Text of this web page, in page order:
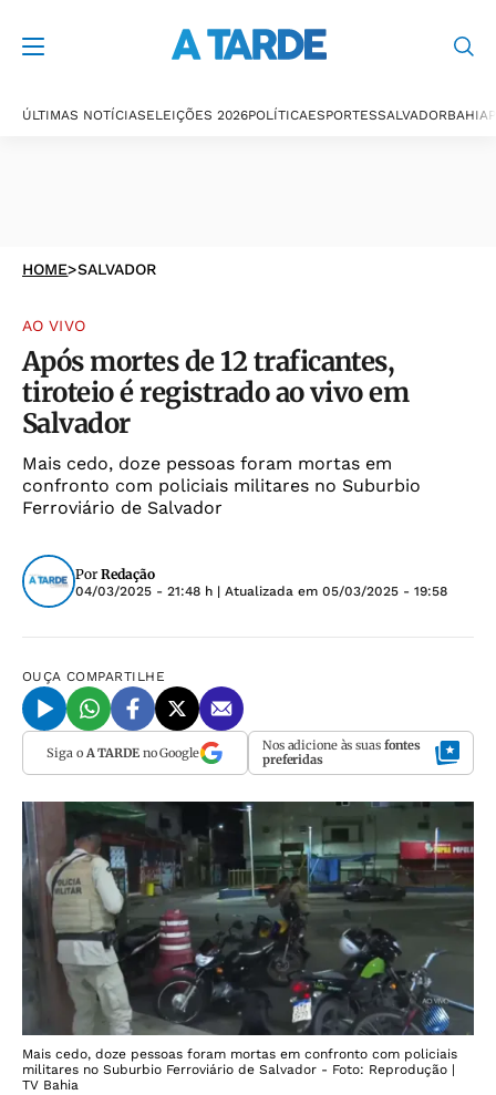
ÚLTIMAS NOTÍCIASELEIÇÕES 2026POLÍTICAESPORTESSALVADORBAHIA
HOME>SALVADOR
AO VIVO
Após mortes de 12 traficantes,
tiroteio é registrado ao vivo em
Salvador
Mais cedo, doze pessoas foram mortas em
confronto com policiais militares no Suburbio
Ferroviário de Salvador
Por Redação
04/03/2025 - 21:48 h | Atualizada em 05/03/2025 - 19:58
OUÇA COMPARTILHE
Siga o A TARDEno Google Nos adicione às suas fontes
preferidas
Mais cedo, doze pessoas foram mortas em confronto com policiais
militares no Suburbio Ferroviário de Salvador - Foto: Reprodução |
TV Bahia